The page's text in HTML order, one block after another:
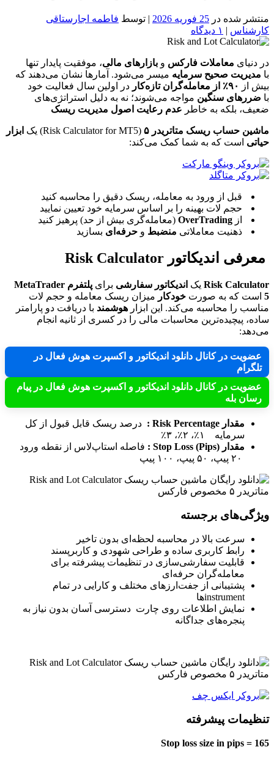
منتشر شده در 25 فوریه 2026 | توسط فاطمه اجارستاقی
کارشناس | ۱ دیدگاه
در دنیای معاملات فارکس و بازارهای مالی، موفقیت پایدار تنها
با مدیریت صحیح سرمایه میسر می‌شود. آمارها نشان می‌دهند که
بیش از
۹۰٪ از معامله‌گران تازه‌کار
در اولین سال فعالیت خود
با ضررهای سنگین مواجه می‌شوند؛ نه به دلیل استراتژی‌های
ضعیف، بلکه به خاطر عدم رعایت اصول مدیریت ریسک
ماشین حساب ریسک متاتریدر ۵ (Risk Calculator for MT5) یک
ابزار
حیاتی است که به شما کمک می‌کند:
قبل از ورود به معامله، ریسک دقیق را محاسبه کنید
حجم لات بهینه را بر اساس سرمایه خود تعیین نمایید
از OverTrading (معامله‌گری بیش از حد) پرهیز کنید
ذهنیت معاملاتی منضبط و حرفه‌ای بسازید
معرفی اندیکاتور Risk Calculator
Risk Calculator یک اندیکاتور سفارشی برای
پلتفرم MetaTrader
5 است که به صورت خودکار میزان ریسک معامله و حجم لات
مناسب را محاسبه می‌کند. این ابزار هوشمند با دریافت دو پارامتر
ساده، پیچیده‌ترین محاسبات مالی را در کسری از ثانیه انجام
می‌دهد:
عضویت در کانال دانلود اندیکاتور و اکسپرت هوش فعال در
تلگرام
عضویت در کانال دانلود اندیکاتور و اکسپرت هوش فعال در پیام
رسان بله
مقدار Risk Percentage :
درصد ریسک قابل قبول از کل
سرمایه ۱٪، ۲٪، ۳٪
مقدار Stop Loss (Pips) :
فاصله استاپ‌لاس از نقطه ورود
ویژگی‌های برجسته
سرعت بالا در محاسبه لحظه‌ای بدون تاخیر
رابط کاربری ساده و طراحی شهودی و کاربرپسند
قابلیت سفارشی‌سازی در تنظیمات پیشرفته برای
معامله‌گران حرفه‌ای
پشتیبانی از جفت‌ارزهای مختلف و کارایی در تمام
instrumentها
نمایش اطلاعات روی چارت دسترسی آسان بدون نیاز به
پنجره‌های جداگانه
تنظیمات پیشرفته
Stop loss size in pips = 165